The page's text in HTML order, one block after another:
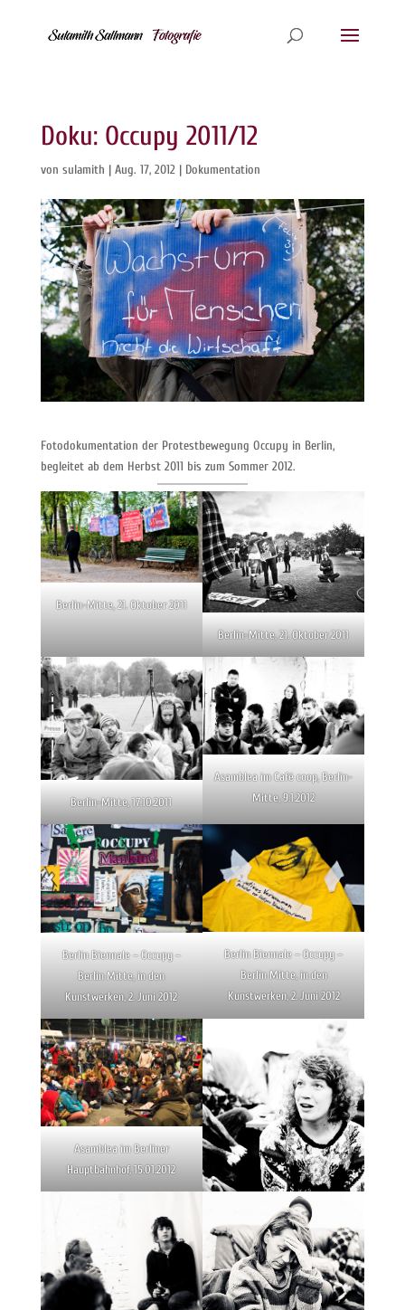
Doku: Occupy 2011/12
von sulamith | Aug. 17, 2012| Dokumentation
Fotodokumentation der Protestbewegung Occupy in Berlin,
begleitet ab dem Herbst 2011 bis zum Sommer 2012.
Berlin-Mitte, 21. Oktober 2011
Berlin-Mitte, 21. Oktober 2011
Berlin-Mitte, 17.10.2011
Asamblea im Café coop, Berlin-
Mitte, 9.1.2012
Berlin Biennale – Occupy –
Berlin Mitte, in den
Kunstwerken, 2. Juni 2012
Berlin Biennale – Occupy –
Berlin Mitte, in den
Kunstwerken, 2. Juni 2012
Asamblea im Berliner
Hauptbahnhof, 15.01.2012